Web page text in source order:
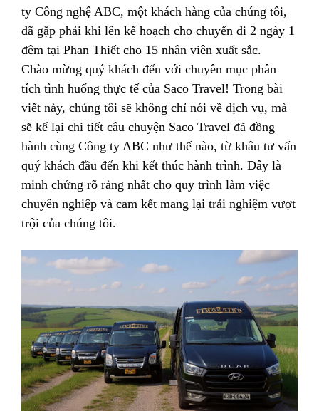
ty Công nghệ ABC, một khách hàng của chúng tôi,
đã gặp phải khi lên kế hoạch cho chuyến đi 2 ngày 1
đêm tại Phan Thiết cho 15 nhân viên xuất sắc.
Chào mừng quý khách đến với chuyên mục phân
tích tình huống thực tế của Saco Travel! Trong bài
viết này, chúng tôi sẽ không chỉ nói về dịch vụ, mà
sẽ kể lại chi tiết câu chuyện Saco Travel đã đồng
hành cùng Công ty ABC như thế nào, từ khâu tư vấn
quý khách đầu đến khi kết thúc hành trình. Đây là
minh chứng rõ ràng nhất cho quy trình làm việc
chuyên nghiệp và cam kết mang lại trải nghiệm vượt
trội của chúng tôi.